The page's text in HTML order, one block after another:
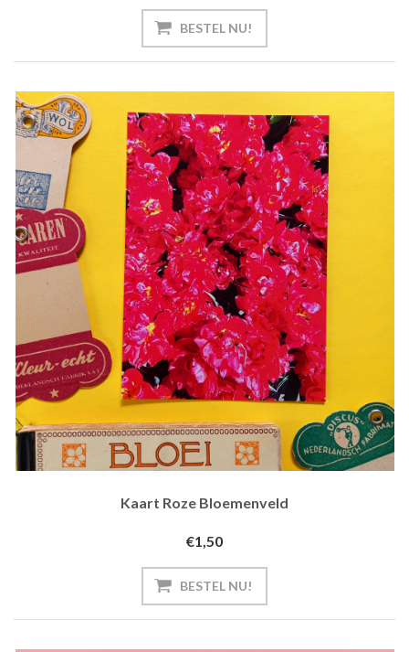
BESTEL NU!
Kaart Roze Bloemenveld
€1,50
BESTEL NU!